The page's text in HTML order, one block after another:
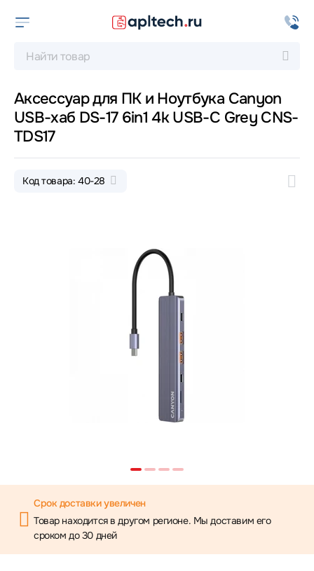
Аксессуар для ПК и Ноутбука Canyon
USB-хаб DS-17 6in1 4k USB-C Grey CNS-
TDS17
Код товара: 40-28
Срок доставки увеличен
Товар находится в другом регионе. Мы доставим его
сроком до 30 дней